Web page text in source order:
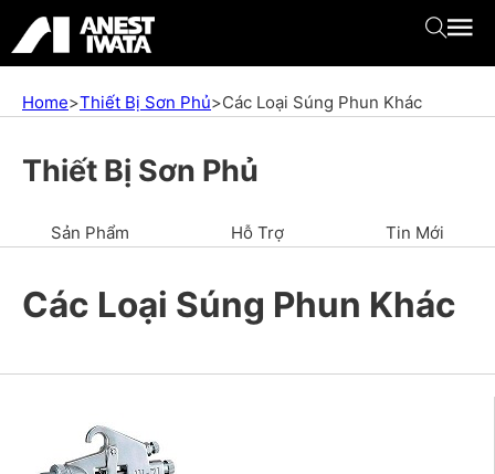
Home>Thiết Bị Sơn Phủ>Các Loại Súng Phun Khác
Thiết Bị Sơn Phủ
Sản Phẩm Hỗ Trợ Tin Mới
Các Loại Súng Phun Khác